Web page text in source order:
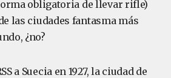
obligatoria de llevar rifle)
las ciudades fantasma más
¿no?
a Suecia en 1927, la ciudad de